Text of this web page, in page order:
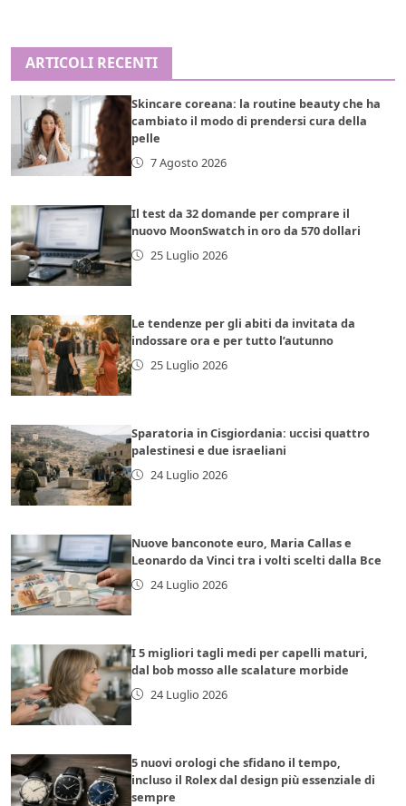
ARTICOLI RECENTI
Skincare coreana: la routine beauty che ha
cambiato il modo di prendersi cura della
pelle
7 Agosto 2026
Il test da 32 domande per comprare il
nuovo MoonSwatch in oro da 570 dollari
25 Luglio 2026
Le tendenze per gli abiti da invitata da
indossare ora e per tutto l’autunno
25 Luglio 2026
Sparatoria in Cisgiordania: uccisi quattro
palestinesi e due israeliani
24 Luglio 2026
Nuove banconote euro, Maria Callas e
Leonardo da Vinci tra i volti scelti dalla Bce
24 Luglio 2026
I 5 migliori tagli medi per capelli maturi,
dal bob mosso alle scalature morbide
24 Luglio 2026
5 nuovi orologi che sfidano il tempo,
incluso il Rolex dal design più essenziale di
sempre